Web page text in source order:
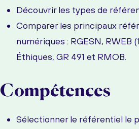
Découvrir les types de
Comparer les principaux
numériques : RGESN, RWEB
Éthiques, GR 491 et RMOB.
Compétences
Sélectionner le référentiel le